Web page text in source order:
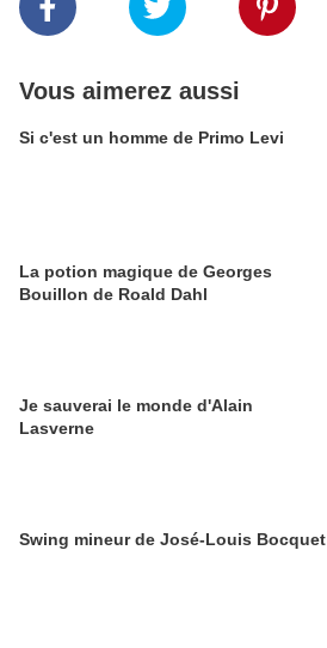
Vous aimerez aussi
Si c'est un homme de Primo Levi
La potion magique de Georges
Bouillon de Roald Dahl
Je sauverai le monde d'Alain
Lasverne
Swing mineur de José-Louis Bocquet